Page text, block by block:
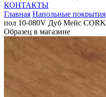
КОНТАКТЫ
Главная Напольные покрытия
пол 10-080V Дуб Мейс CORK
Образец в магазине